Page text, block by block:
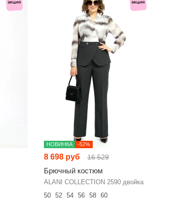
НОВИНКА -52%
8 698 руб 16 529
Брючный костюм
ALANI COLLECTION 2590 двойка
50
52 54 56 58 60